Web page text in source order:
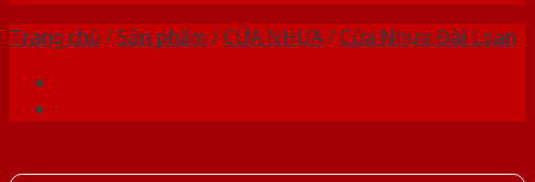
Trang chủ /Sản phẩm /CỬA NHỰA/Cửa Nhựa Đài Loan